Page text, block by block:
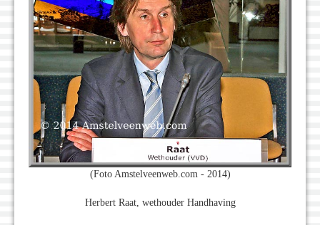
(Foto Amstelveenweb.com - 2014)
Herbert Raat, wethouder Handhaving